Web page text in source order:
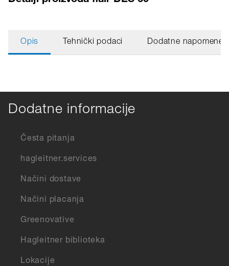
Opis Tehnički podaci Dodatne napomene
Dodatne informacije
Česta pitanja
hagleitner.services
Načini dostave
Načini placanja
Greenovative
Hagleitner biblioteka
Lokacije